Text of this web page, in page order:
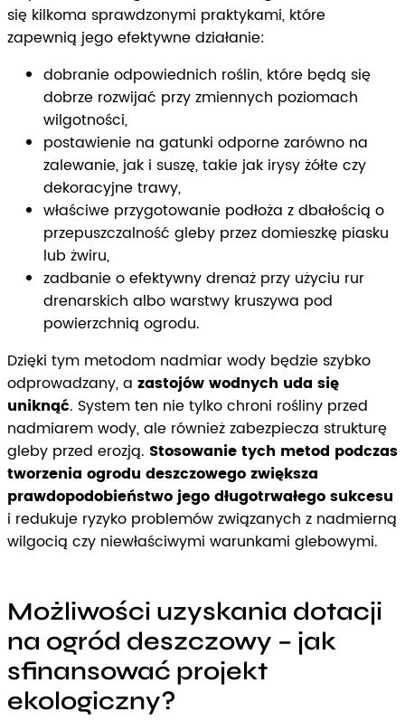
się kilkoma sprawdzonymi praktykami, które
zapewnią jego efektywne działanie:
dobranie odpowiednich roślin, które będą się
dobrze rozwijać przy zmiennych poziomach
wilgotności,
postawienie na gatunki odporne zarówno na
zalewanie, jak i suszę, takie jak irysy żółte czy
dekoracyjne trawy,
właściwe przygotowanie podłoża z dbałością o
przepuszczalność gleby przez domieszkę piasku
lub żwiru,
zadbanie o efektywny drenaż przy użyciu rur
drenarskich albo warstwy kruszywa pod
powierzchnią ogrodu.
Dzięki tym metodom nadmiar wody będzie szybko
odprowadzany, a zastojów wodnych uda się
uniknąć. System ten nie tylko chroni rośliny przed
nadmiarem wody, ale również zabezpiecza strukturę
gleby przed erozją. Stosowanie tych metod podczas
tworzenia ogrodu deszczowego zwiększa
prawdopodobieństwo jego długotrwałego sukcesu
i redukuje ryzyko problemów związanych z nadmierną
wilgocią czy niewłaściwymi warunkami glebowymi.
Możliwości uzyskania dotacji
na ogród deszczowy – jak
sfinansować projekt
ekologiczny?